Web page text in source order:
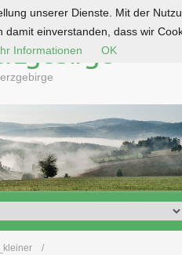
unserer Dienste. Mit der
damit einverstanden, dass wir
Informationen OK